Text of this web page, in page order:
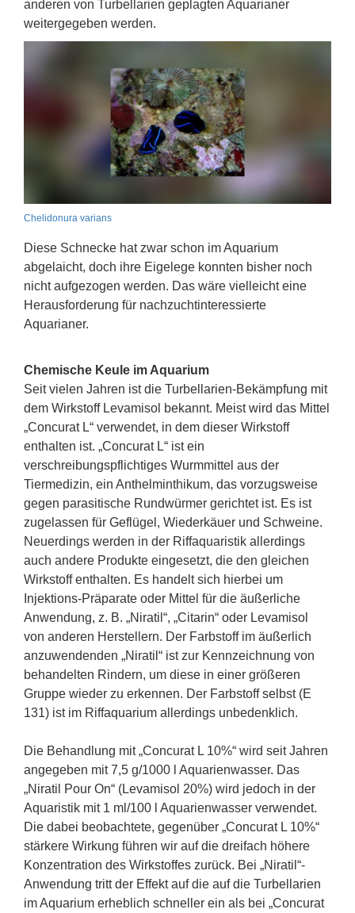
anderen von Turbellarien geplagten Aquarianer
weitergegeben werden.
Chelidonura varians
Diese Schnecke hat zwar schon im Aquarium
abgelaicht, doch ihre Eigelege konnten bisher noch
nicht aufgezogen werden. Das wäre vielleicht eine
Herausforderung für nachzuchtinteressierte
Aquarianer.
Chemische Keule im Aquarium
Seit vielen Jahren ist die Turbellarien-Bekämpfung mit
dem Wirkstoff Levamisol bekannt. Meist wird das Mittel
„Concurat L“ verwendet, in dem dieser Wirkstoff
enthalten ist. „Concurat L“ ist ein
verschreibungspflichtiges Wurmmittel aus der
Tiermedizin, ein Anthelminthikum, das vorzugsweise
gegen parasitische Rundwürmer gerichtet ist. Es ist
zugelassen für Geflügel, Wiederkäuer und Schweine.
Neuerdings werden in der Riffaquaristik allerdings
auch andere Produkte eingesetzt, die den gleichen
Wirkstoff enthalten. Es handelt sich hierbei um
Injektions-Präparate oder Mittel für die äußerliche
Anwendung, z. B. „Niratil“, „Citarin“ oder Levamisol
von anderen Herstellern. Der Farbstoff im äußerlich
anzuwendenden „Niratil“ ist zur Kennzeichnung von
behandelten Rindern, um diese in einer größeren
Gruppe wieder zu erkennen. Der Farbstoff selbst (E
131) ist im Riffaquarium allerdings unbedenklich.
Die Behandlung mit „Concurat L 10%“ wird seit Jahren
angegeben mit 7,5 g/1000 l Aquarienwasser. Das
„Niratil Pour On“ (Levamisol 20%) wird jedoch in der
Aquaristik mit 1 ml/100 l Aquarienwasser verwendet.
Die dabei beobachtete, gegenüber „Concurat L 10%“
stärkere Wirkung führen wir auf die dreifach höhere
Konzentration des Wirkstoffes zurück. Bei „Niratil“-
Anwendung tritt der Effekt auf die auf die Turbellarien
im Aquarium erheblich schneller ein als bei „Concurat